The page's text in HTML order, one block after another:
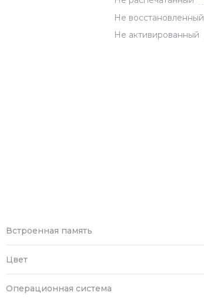
Не восстановленный
Не активированный
Встроенная память
Цвет
Операционная система